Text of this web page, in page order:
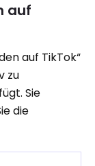
auf
auf TikTok“
zu
Sie
die